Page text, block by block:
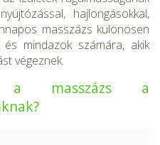
haj­longásokkal,
masszázs külö­nösen
mindazok számára, akik
végeznek.
a masszázs a